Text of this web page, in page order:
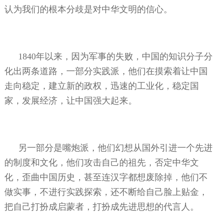
认为我们的根本分歧是对中华文明的信心。
1840年以来，因为军事的失败，中国的知识分子分
化出两条道路，一部分实践派，他们在摸索着让中国
走向稳定，建立新的政权，迅速的工业化，稳定国
家，发展经济，让中国强大起来。
另一部分是嘴炮派，他们幻想从国外引进一个先进
的制度和文化，他们攻击自己的祖先，否定中华文
化，歪曲中国历史，甚至连汉字都想废除掉，他们不
做实事，不进行实践探索，还不断给自己脸上贴金，
把自己打扮成启蒙者，打扮成先进思想的代言人。